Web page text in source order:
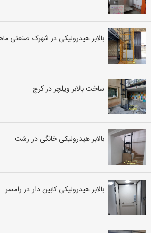
بالابر هیدرولیکی در شهرک صنعتی
ساخت بالابر ویلچر در کرج
بالابر هیدرولیکی خانگی در رشت
بالابر هیدرولیکی کابین دار در رامسر